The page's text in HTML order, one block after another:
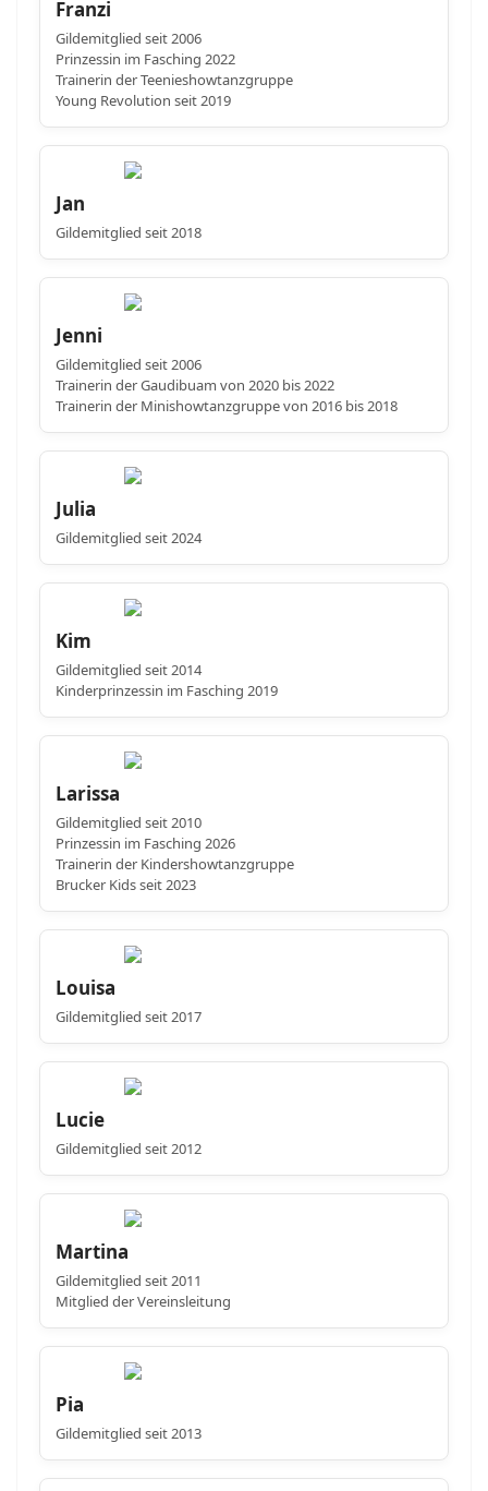
Franzi
Gildemitglied seit 2006
Prinzessin im Fasching 2022
Trainerin der Teenieshowtanzgruppe
Young Revolution seit 2019
Jan
Gildemitglied seit 2018
Jenni
Gildemitglied seit 2006
Trainerin der Gaudibuam von 2020 bis 2022
Trainerin der Minishowtanzgruppe von 2016 bis 2018
Julia
Gildemitglied seit 2024
Kim
Gildemitglied seit 2014
Kinderprinzessin im Fasching 2019
Larissa
Gildemitglied seit 2010
Prinzessin im Fasching 2026
Trainerin der Kindershowtanzgruppe
Brucker Kids seit 2023
Louisa
Gildemitglied seit 2017
Lucie
Gildemitglied seit 2012
Martina
Gildemitglied seit 2011
Mitglied der Vereinsleitung
Pia
Gildemitglied seit 2013